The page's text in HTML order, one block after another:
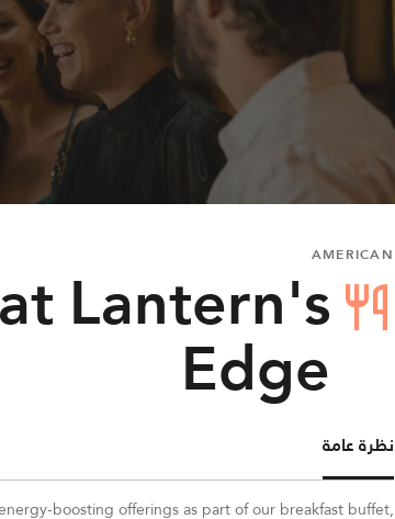
AMERICAN
Lantern's
Edge
نظرة عامة
boosting offerings as part of our breakfast buffet,